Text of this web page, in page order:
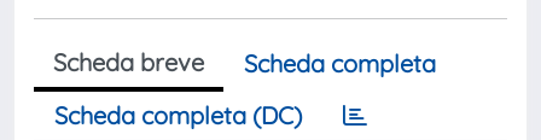
Scheda breve
Scheda completa
Scheda completa (DC)